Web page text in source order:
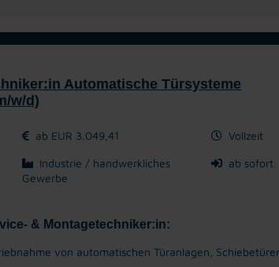
Automatische Türsysteme
w/d)
ab EUR 3.049,41 Vollzeit
Industrie / handwerkliches
Gewerbe
ab sofort
& Montagetechniker:in:
von automatischen Türanlagen,